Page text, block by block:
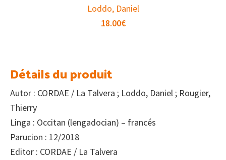
Loddo, Daniel
18.00€
Détails du produit
Autor : CORDAE / La Talvera ; Loddo, Daniel ; Rougier,
Thierry
Linga : Occitan (lengadocian) – francés
Parucion : 12/2018
Editor : CORDAE / La Talvera